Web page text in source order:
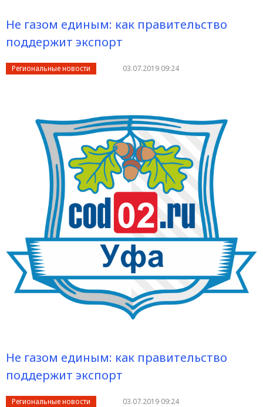
Не газом единым: как правительство
поддержит экспорт
Региональные новости 03.07.2019 09:24
Не газом единым: как правительство
поддержит экспорт
Региональные новости 03.07.2019 09:24